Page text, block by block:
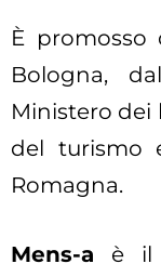
È promosso
Bologna,
Ministero dei
del turismo
Romagna.
Mens-a è il